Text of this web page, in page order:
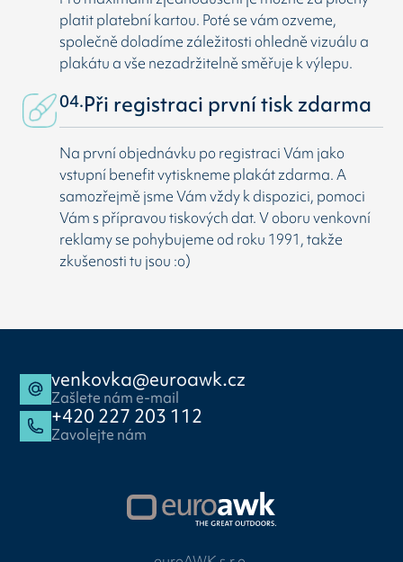
platit platební kartou. Poté se vám ozveme,
společně doladíme záležitosti ohledně vizuálu a
plakátu a vše nezadržitelně směřuje k výlepu.
04.Při registraci první tisk zdarma
Na první objednávku po registraci Vám jako
vstupní benefit vytiskneme plakát zdarma. A
samozřejmě jsme Vám vždy k dispozici, pomoci
Vám s přípravou tiskových dat. V oboru venkovní
reklamy se pohybujeme od roku 1991, takže
zkušenosti tu jsou :o)
venkovka@euroawk.cz
Zašlete nám e-mail
+420 227 203 112
Zavolejte nám